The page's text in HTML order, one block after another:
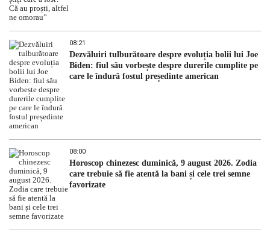
08:21
Dezvăluiri tulburătoare despre evoluția bolii lui Joe
Biden: fiul său vorbește despre durerile cumplite pe
care le îndură fostul președinte american
08:00
Horoscop chinezesc duminică, 9 august 2026. Zodia
care trebuie să fie atentă la bani și cele trei semne
favorizate